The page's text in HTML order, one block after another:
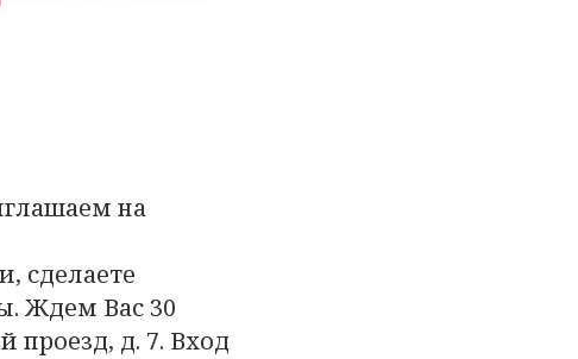
на
сделаете
Ждем Вас 30
проезд, д. 7. Вход